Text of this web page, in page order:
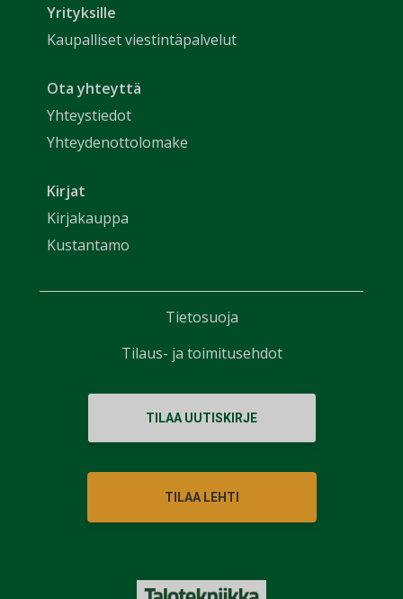
Yrityksille
Kaupalliset viestintäpalvelut
Ota yhteyttä
Yhteystiedot
Yhteydenottolomake
Kirjat
Kirjakauppa
Kustantamo
TILAA UUTISKIRJE
TILAA LEHTI
Tietosuoja
Tilaus- ja toimitusehdot